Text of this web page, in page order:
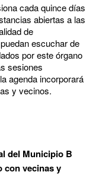
cada quince días
abiertas a las
de
escuchar de
por este órgano
sesiones
agenda incorporará
y vecinos.
del Municipio B
con vecinas y